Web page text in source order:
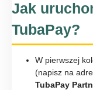
Jak
TubaPay?
W pierwszej
(napisz na
TubaPay